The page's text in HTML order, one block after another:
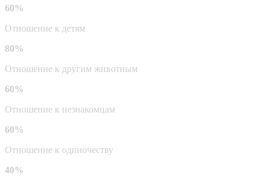
60%
Отношение к детям
80%
Отношение к другим животным
60%
Отношение к незнакомцам
60%
Отношение к одиночеству
40%